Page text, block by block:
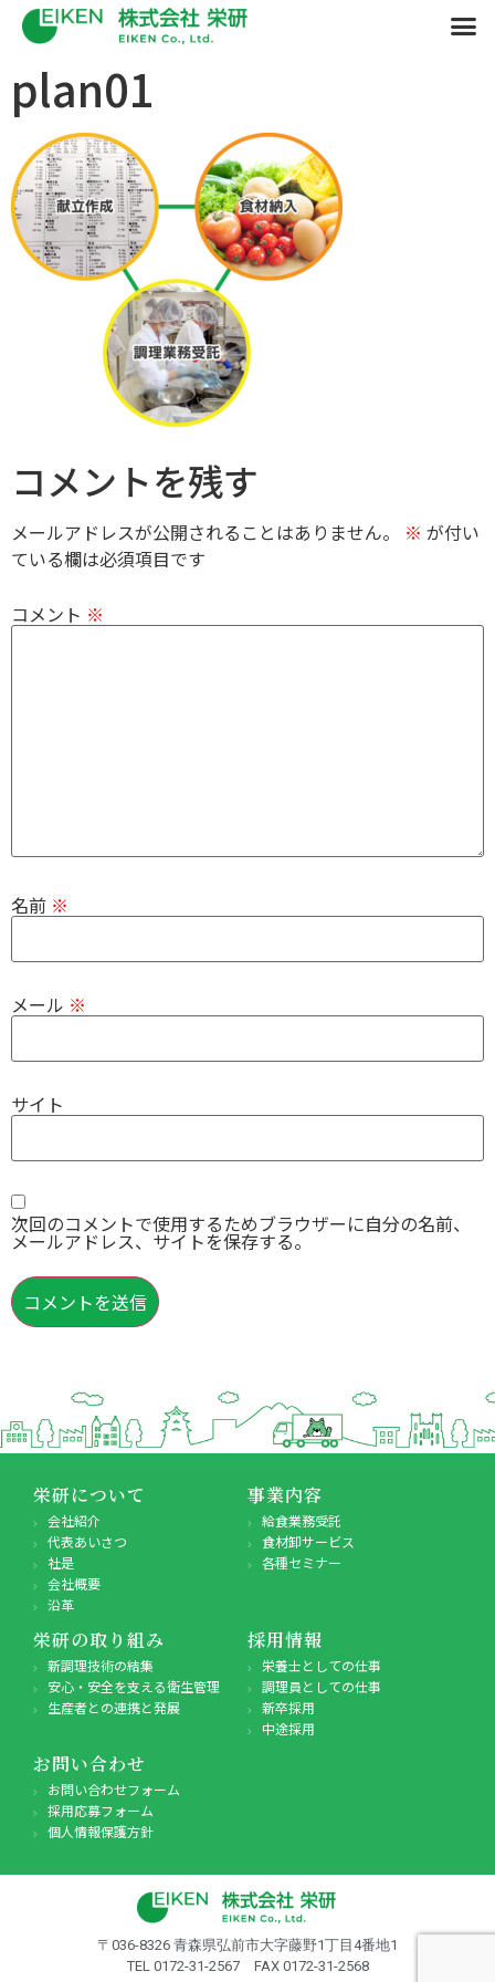
plan01
コメントを残す
メールアドレスが公開されることはありません。 ※ が付い
ている欄は必須項目です
コメント ※
名前 ※
メール ※
サイト
次回のコメントで使用するためブラウザーに自分の名前、
メールアドレス、サイトを保存する。
栄研について
会社紹介
代表あいさつ
社是
会社概要
沿革
事業内容
給食業務受託
食材卸サービス
各種セミナー
栄研の取り組み
新調理技術の結集
安心・安全を支える衛生管理
生産者との連携と発展
採用情報
栄養士としての仕事
調理員としての仕事
新卒採用
中途採用
お問い合わせ
お問い合わせフォーム
採用応募フォーム
個人情報保護方針
〒036-8326 青森県弘前市大字藤野1丁目4番地1
TEL 0172-31-2567 FAX 0172-31-2568